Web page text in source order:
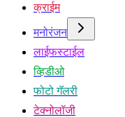
क्राईम
मनोरंजन
लाईफस्टाईल
व्हिडीओ
फोटो गॅलरी
टेक्नोलॉजी